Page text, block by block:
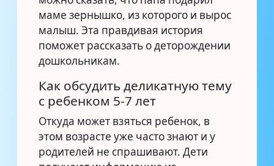
маме зернышко, из которого и вырос
малыш. Эта правдивая история
поможет рассказать о деторождении
дошкольникам.
Как обсудить деликатную тему
с ребенком 5-7 лет
Откуда может взяться ребенок, в
этом возрасте уже часто знают и у
родителей не спрашивают. Дети